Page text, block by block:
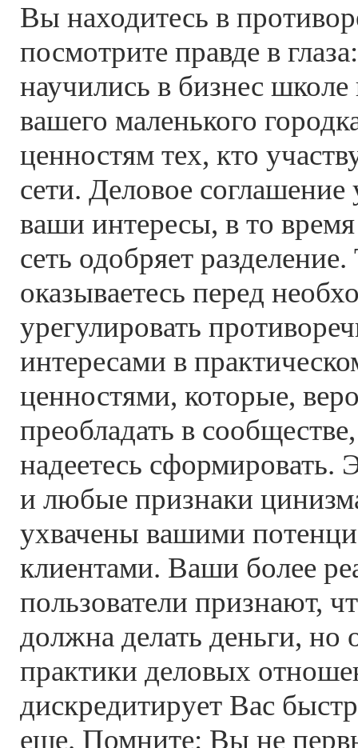
Вы находитесь в
посмотрите правде в
научились в бизнес
вашего маленького
ценностям тех, кто
сети. Деловое
ваши интересы, в то
сеть одобряет
оказываетесь перед
урегулировать
интересами в
ценностями, которые,
преобладать в
надеетесь сформировать.
и любые признаки
ухвачены вашими
клиентами. Ваши более
пользователи признают,
должна делать деньги,
практики деловых
дискредитирует Вас
еще. Помните: Вы не